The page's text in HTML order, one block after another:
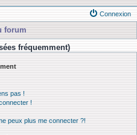
Connexion
forum
fréquemment)
pas !
!
peux plus me connecter ?!